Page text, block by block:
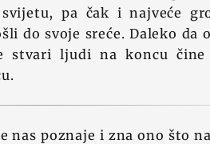
pa čak i najveće
do svoje sreće. Daleko da
stvari ljudi na koncu
nas poznaje i zna ono što